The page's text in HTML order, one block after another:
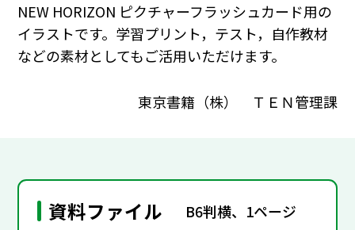
NEW HORIZON ピクチャーフラッシュカード用の
イラストです。学習プリント，テスト，自作教材
などの素材としてもご活用いただけます。
東京書籍（株） ＴＥＮ管理課
資料ファイル B6判横、1ページ